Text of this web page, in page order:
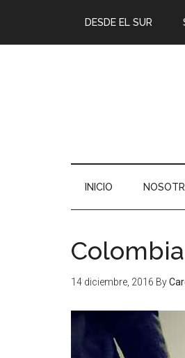
DESDE EL SUR
INICIO
14 diciembre, 2016 By